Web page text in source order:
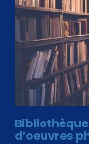
d’oeuvres